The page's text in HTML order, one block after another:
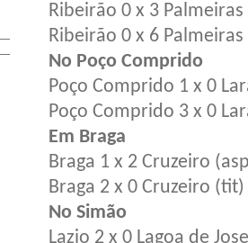
Ribeirão 0 x 3
Ribeirão 0 x 6
No Poço Comprido
Poço Comprido 1 x 0
Poço Comprido 3 x 0
Em Braga
Braga 1 x 2 Cruzeiro
Braga 2 x 0 Cruzeiro (tit)
No Simão
Lazio 2 x 0 Lagoa de